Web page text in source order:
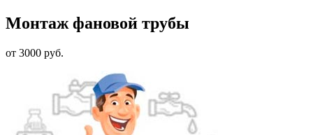
Монтаж фановой трубы
от 3000 руб.